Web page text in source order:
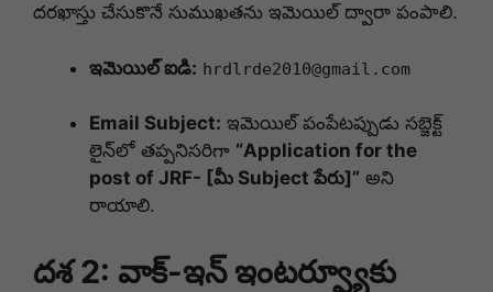
దరఖాస్తు చేసుకొనే సుముఖతను ఇమెయిల్ ద్వారా పంపాలి.
ఇమెయిల్ ఐడి: hrdlrde2010@gmail.com
Email Subject: ఇమెయిల్ పంపేటప్పుడు సబ్జెక్ట్
లైన్‌లో తప్పనిసరిగా “Application for the
post of JRF- [మీ Subject పేరు]” అని
రాయాలి.
దశ 2: వాక్-ఇన్ ఇంటర్వ్యూకు